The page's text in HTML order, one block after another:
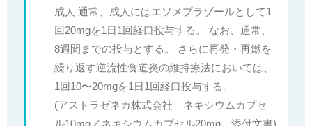
成人 通常、成人にはエソメプラゾールとして1
回20mgを1日1回経口投与する。 なお、通常、
8週間までの投与とする。 さらに再発・再燃を
繰り返す逆流性食道炎の維持療法においては、
1回10〜20mgを1日1回経口投与する。
(アストラゼネカ株式会社 ネキシウムカプセ